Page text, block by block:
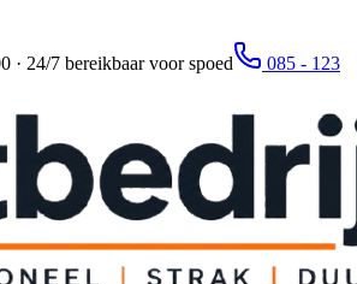
· 24/7 bereikbaar voor spoed
085 - 123